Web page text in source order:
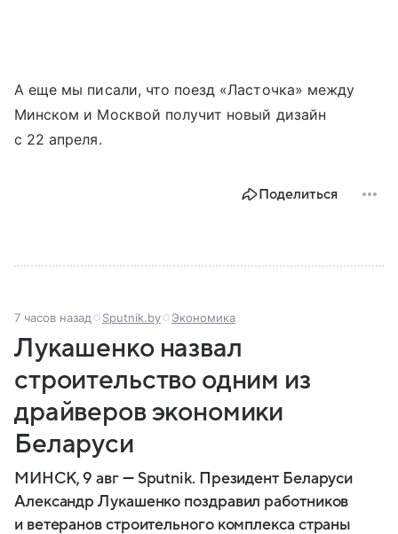
А еще мы писали, что поезд «Ласточка» между
Минском и Москвой получит новый дизайн
с 22 апреля.
Поделиться
7 часов назад Sputnik.by Экономика
Лукашенко назвал
строительство одним из
драйверов экономики
Беларуси
МИНСК, 9 авг — Sputnik. Президент Беларуси
Александр Лукашенко поздравил работников
и ветеранов строительного комплекса страны